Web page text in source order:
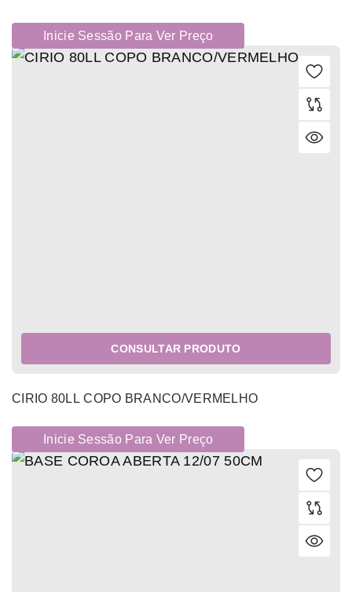
Inicie Sessão Para Ver Preço
CONSULTAR PRODUTO
CIRIO 80LL COPO BRANCO/VERMELHO
Inicie Sessão Para Ver Preço